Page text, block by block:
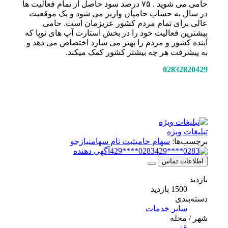
حامی می شوید . ۷۵ درصد سود حاصل از تمام فعالیت ها
در سال به حساب حامیان واریز می شود و یک موقعیت
عالی برای تمام مردم کشور عزیزمان است. حامی
بیشترین فعالیت خود را در بخش استارت آپ های نوپا که
آینده کشور و مردم را بهتر می سازد اختصاص می دهد و
به پیشرفت هر چه بیشتر کشور کمک میکند.
02832820429
تبلیغات ویژه
برچسب‌ها:سهام حامیثبت نام سهام نیازجو
0283****429
آگهی دهنده
اطلاعات تماس
دسته‌بندی
سایر خدمات
شهر / محله